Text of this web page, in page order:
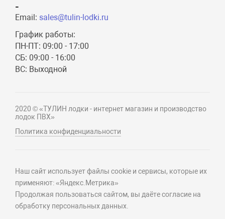
-
Email: sales@tulin-lodki.ru
График работы:
ПН-ПТ: 09:00 - 17:00
СБ: 09:00 - 16:00
ВС: Выходной
2020 © «ТУЛИН лодки - интернет магазин и производство
лодок ПВХ»
Политика конфиденциальности
Наш сайт использует файлы cookie и сервисы, которые их
применяют: «Яндекс.Метрика»
Продолжая пользоваться сайтом, вы даёте согласие на
обработку персональных данных.